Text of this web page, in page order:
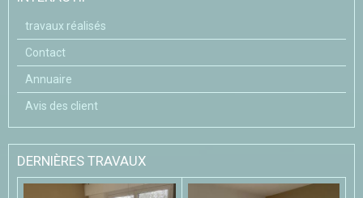
travaux réalisés
Contact
Annuaire
Avis des client
DERNIÈRES TRAVAUX